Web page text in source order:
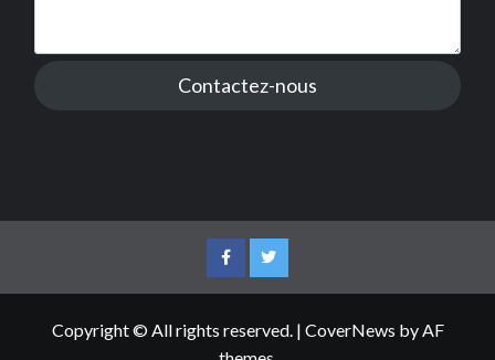
Contactez-nous
FacebookTwitter
Copyright © All rights reserved. | CoverNews by AF